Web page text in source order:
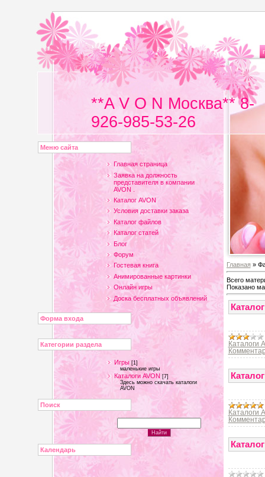
**A V O N Москва** 8-
926-985-53-26
Меню сайта
Главная страница
Заявка на должность
представителя в компании
AVON .
Каталог AVON
Условия доставки заказа
Каталог файлов
Каталог статей
Блог
Форум
Гостевая книга
Анимированные картинки
Онлайн игры
Доска бесплатных объявлений
Форма входа
Категории раздела
Игры [1]
маленькие игры
Каталоги AVON [7]
Здесь можно скачать каталоги
AVON
Поиск
Календарь
Главная»
Всего
Показано
Каталоги
Каталоги